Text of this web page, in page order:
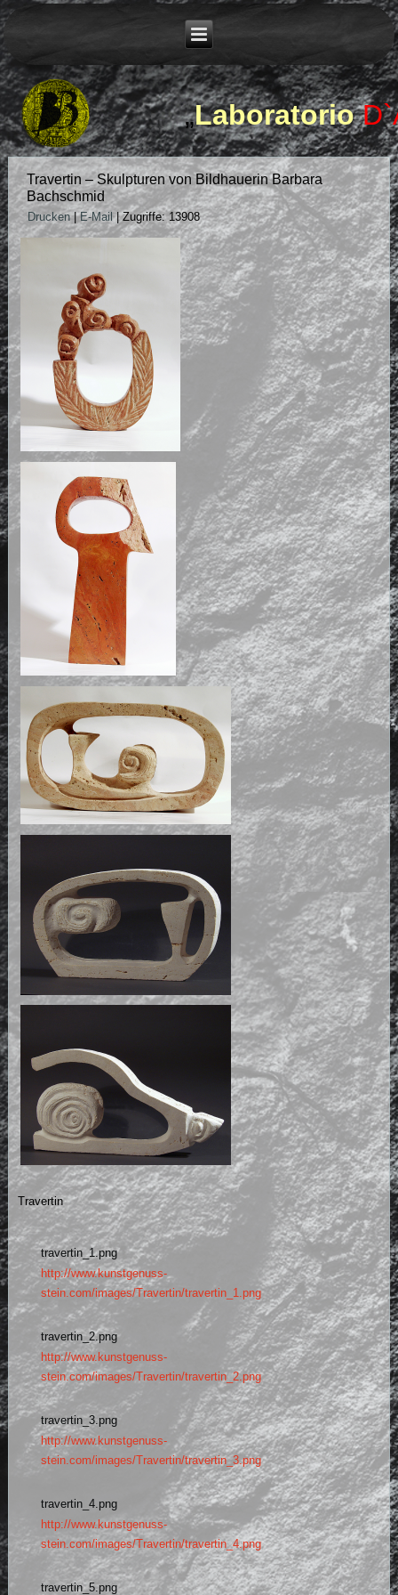
„Laboratorio
Travertin – Skulpturen von Bildhauerin Barbara
Bachschmid
Drucken|E-Mail|Zugriffe: 13908
Travertin
travertin_1.png
http://www.kunstgenuss-
stein.com/images/Travertin/travertin_1.png
travertin_2.png
http://www.kunstgenuss-
stein.com/images/Travertin/travertin_2.png
travertin_3.png
http://www.kunstgenuss-
stein.com/images/Travertin/travertin_3.png
travertin_4.png
http://www.kunstgenuss-
stein.com/images/Travertin/travertin_4.png
travertin_5.png